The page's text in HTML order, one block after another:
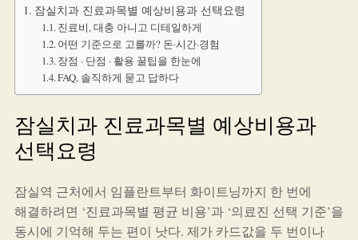
잠실치과 진료과목별 예상비용과 선택요령
진료비, 대충 아니고 디테일하게
어떤 기준으로 고를까? 돈·시간·경험
장점 · 단점 · 활용 꿀팁을 한눈에
FAQ, 솔직하게 묻고 답하다
잠실치과 진료과목별 예상비용과
선택요령
잠실역 근처에서 임플란트부터 화이트닝까지 한 번에
해결하려면 ‘진료과목별 평균 비용’과 ‘의료진 선택 기준’을
동시에 기억해 두는 편이 낫다. 제가 카드값을 두 번이나